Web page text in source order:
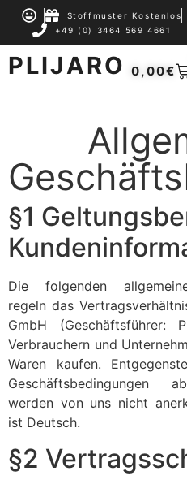
Stoffmuster Kostenlos
+49 (0) 3464 569 4661
PLIJARO 0,00€
§1
Die folgenden
regeln das
GmbH (Geschäftsführer:
Verbrauchern und
Waren kaufen.
Geschäftsbedingungen
werden von uns nicht
ist Deutsch.
§2